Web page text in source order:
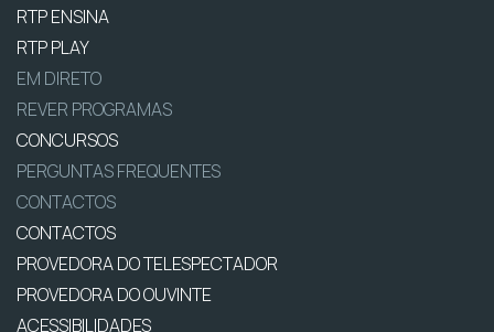
RTP ENSINA
RTP PLAY
EM DIRETO
REVER PROGRAMAS
CONCURSOS
PERGUNTAS FREQUENTES
CONTACTOS
CONTACTOS
PROVEDORA DO TELESPECTADOR
PROVEDORA DO OUVINTE
ACESSIBILIDADES